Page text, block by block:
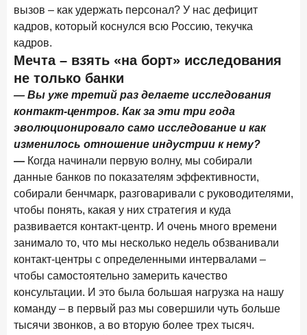
Поделиться
29 декабря 2025 года
Четких целей в 2026-м и качественных «лошадей»!
25 декабря 2025 года
Ипотека. Итоги ноября 2025 года
Страховщики, УК, брокер-маркетплейсы: как новые
игроки меняют рынок инвестиций
19 декабря 2025 года ИССЛЕДОВАНИЕ
В эпоху дуополии маркетплейсов селлеры ищут
новые финансовые решения
18 декабря 2025 года
Ипотека 2025–2026: стресс‑тест высокими ставками и
прогнозы на восстановление
8 декабря 2025 года ИССЛЕДОВАНИЕ
По итогам ноября 2025 года объем выдач кредитов
составил 1 027 млрд руб.
вызов – как удержать персонал? У нас дефицит
кадров, который коснулся всю Россию, текучка
кадров.
Мечта – взять «на борт» исследования
не только банки
— Вы уже третий раз делаете исследования
контакт-центров. Как за эти три года
эволюционировало само исследование и как
изменилось отношение индустрии к нему?
— Когда начинали первую волну, мы собирали
данные банков по показателям эффективности,
собирали бенчмарк, разговаривали с руководителями,
чтобы понять, какая у них стратегия и куда
развивается контакт-центр. И очень много времени
занимало то, что мы несколько недель обзванивали
контакт-центры с определенными интервалами –
чтобы самостоятельно замерить качество
консультации. И это была большая нагрузка на нашу
команду – в первый раз мы совершили чуть больше
тысячи звонков, а во вторую более трех тысяч.